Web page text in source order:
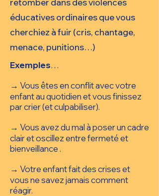
retomber dans des violences
éducatives ordinaires que vous
cherchiez à fuir (cris, chantage,
menace, punitions…)
Exemples…
→ Vous êtes en conflit avec votre
enfant au quotidien et vous finissez
par crier(et culpabiliser).
→ Vous avez du mal à poser un cadre
clair et oscillez entre fermeté et
bienveillance .
→ Votre enfant fait des crises et
vous ne savez jamais comment
réagir.